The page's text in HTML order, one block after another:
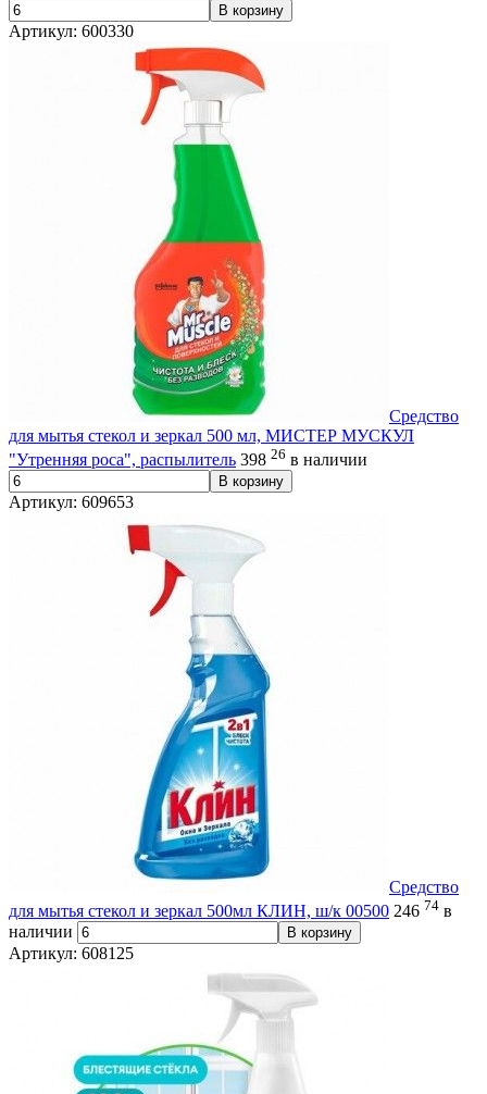
В корзину
Артикул: 600330
Средство
для мытья стекол и зеркал 500 мл, МИСТЕР МУСКУЛ
"Утренняя роса", распылитель 398 26 в наличии
В корзину
Артикул: 609653
Средство
для мытья стекол и зеркал 500мл КЛИН, ш/к 00500 246 74 в
наличии
В корзину
Артикул: 608125